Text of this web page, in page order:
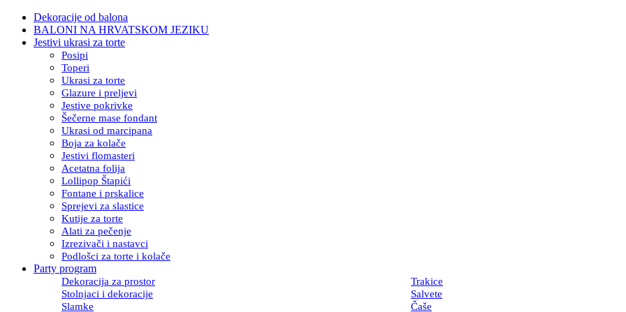
Dekoracije od balona
BALONI NA HRVATSKOM JEZIKU
Jestivi ukrasi za torte
Posipi
Toperi
Ukrasi za torte
Glazure i preljevi
Jestive pokrivke
Šečerne mase fondant
Ukrasi od marcipana
Boja za kolače
Jestivi flomasteri
Acetatna folija
Lollipop Štapići
Fontane i prskalice
Sprejevi za slastice
Kutije za torte
Alati za pečenje
Izrezivači i nastavci
Podlošci za torte i kolače
Party program
Dekoracija za prostor
Trakice
Stolnjaci i dekoracije
Salvete
Slamke
Čaše